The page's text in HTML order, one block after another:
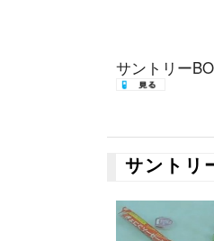
サントリー
サントリ